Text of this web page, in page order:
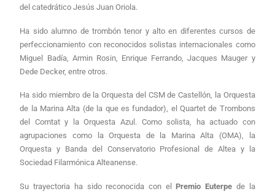
del catedrático Jesús Juan Oriola.
Ha sido alumno de trombón tenor y alto en diferentes cursos de
perfeccionamiento con reconocidos solistas internacionales como
Miguel Badía, Armin Rosin, Enrique Ferrando, Jacques Mauger y
Dede Decker, entre otros.
Ha sido miembro de la Orquesta del CSM de Castellón, la Orquesta
de la Marina Alta (de la que es fundador), el Quartet de Trombons
del Comtat y la Orquesta Azul. Como solista, ha actuado con
agrupaciones como la Orquesta de la Marina Alta (OMA), la
Orquesta y Banda del Conservatorio Profesional de Altea y la
Sociedad Filarmónica Alteanense.
Su trayectoria ha sido reconocida con el Premio Euterpe de la